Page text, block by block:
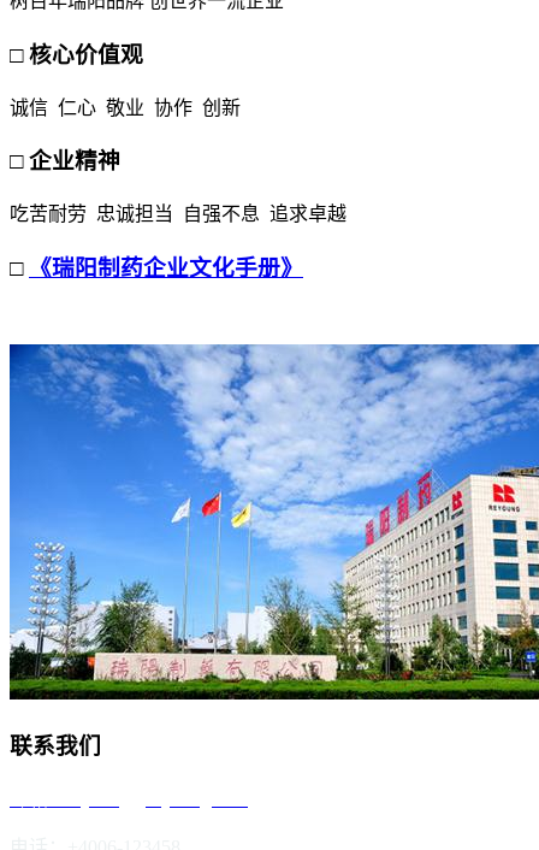
□ 核心价值观
诚信 仁心 敬业 协作 创新
□ 企业精神
吃苦耐劳 忠诚担当 自强不息 追求卓越
□ 《瑞阳制药企业文化手册》
联系我们